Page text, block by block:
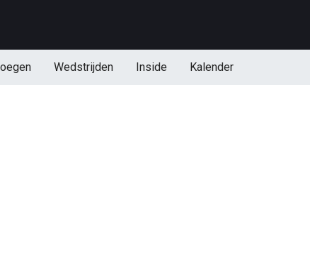
Wedstrijden Inside Kalender